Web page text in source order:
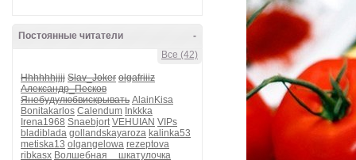
-
Постоянные читатели
Все (42)
Hhhhhhjjjj Slav_Joker olgafriiiz
Александр_Песков
Янебудулюбвискрывать AlainKisa
Bonitakarlos Calendum Inkkka
Irena1968 Snaebjort VEHUIAN VIPs
bladiblada gollandskayaroza kalinka53
metiska13 olgangelowa rezeptova
ribkasx Волшебная__шкатулочка